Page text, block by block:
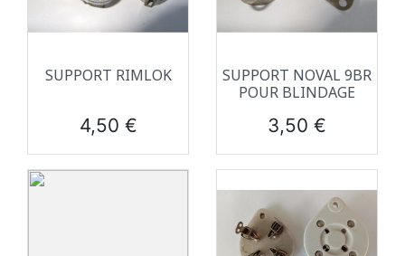
SUPPORT RIMLOK
Prix
4,50 €
SUPPORT NOVAL 9BR
POUR BLINDAGE
Prix
3,50 €